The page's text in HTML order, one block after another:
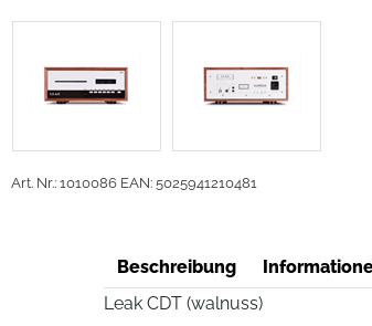
Art. Nr.: 1010086 EAN: 5025941210481
Beschreibung
Leak CDT (walnuss)